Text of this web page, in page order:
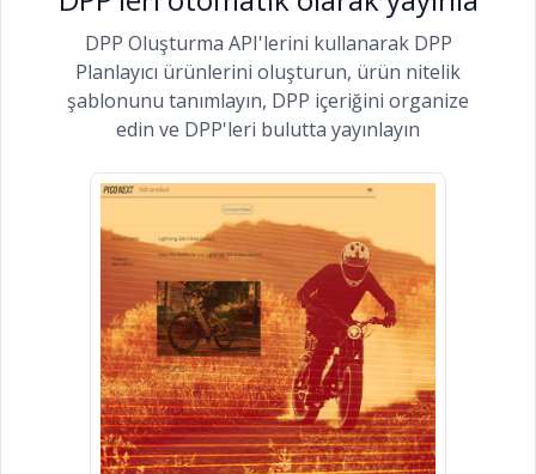
DPP Oluşturma API'lerini kullanarak DPP
Planlayıcı ürünlerini oluşturun, ürün nitelik
şablonunu tanımlayın, DPP içeriğini organize
edin ve DPP'leri bulutta yayınlayın